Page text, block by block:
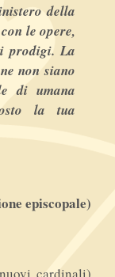
della
le opere,
prodigi. La
non siano
di umana
la tua
episcopale)
cardinali)